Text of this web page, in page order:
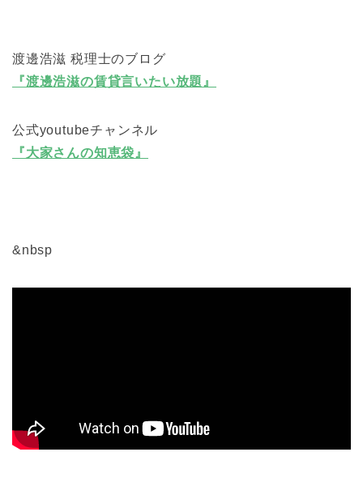
渡邊浩滋 税理士のブログ
『渡邊浩滋の賃貸言いたい放題』
公式youtubeチャンネル
『大家さんの知恵袋』
&nbsp